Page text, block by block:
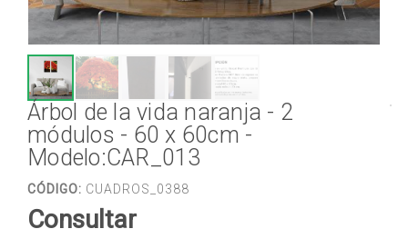
Árbol de la vida naranja - 2
módulos - 60 x 60cm -
Modelo:CAR_013
CÓDIGO: CUADROS_0388
Consultar